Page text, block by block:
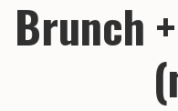
Brunch